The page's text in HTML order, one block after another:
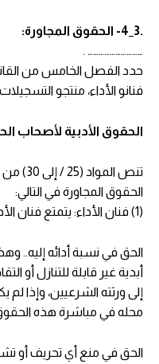
.3_4- الحقوق المجاورة:
………………………… .
حدد الفصل الخامس من
فنانو الأداء، منتجو
الحقوق الأدبية لأصحاب
تنص
الحقوق المجاورة في التالي:
(1) فنان الأداء: يتمتع فنان الأداء بحقوق أدبية تتمثل في الآتي:
الحق في نسبة أدائه إليه..
أبدية غير قابلة للتنازل أو
إلى ورثته الشرعيين، وإذا لم
محله في مباشرة هذه
الحق في منع أي تحريف أو